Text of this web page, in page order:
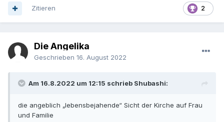
2
Zitieren
Die Angelika
Geschrieben 16. August 2022
Am 16.8.2022 um 12:15 schrieb Shubashi:
die angeblich „lebensbejahende“ Sicht der Kirche auf Frau
und Familie